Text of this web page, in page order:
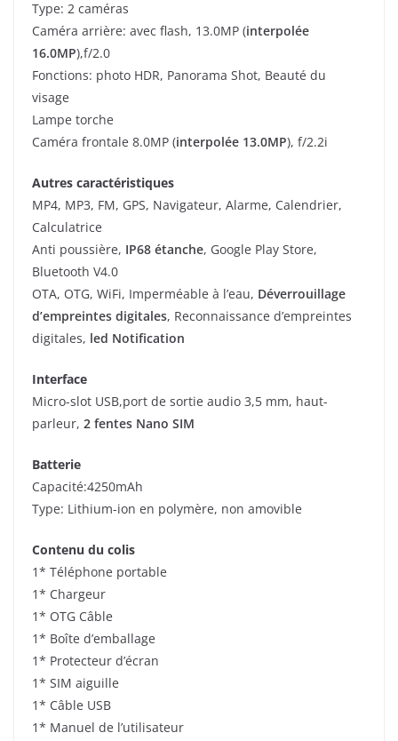
Type: 2 caméras
Caméra arrière: avec flash, 13.0MP (interpolée
16.0MP),f/2.0
Fonctions: photo HDR, Panorama Shot, Beauté du
visage
Lampe torche
Caméra frontale 8.0MP (interpolée 13.0MP), f/2.2i
Autres caractéristiques
MP4, MP3, FM, GPS, Navigateur, Alarme, Calendrier,
Calculatrice
Anti poussière, IP68 étanche, Google Play Store,
Bluetooth V4.0
OTA, OTG, WiFi, Imperméable à l’eau, Déverrouillage
d’empreintes digitales, Reconnaissance d’empreintes
digitales, led Notification
Interface
Micro-slot USB,port de sortie audio 3,5 mm, haut-
parleur, 2 fentes Nano SIM
Batterie
Capacité:4250mAh
Type: Lithium-ion en polymère, non amovible
Contenu du colis
1* Téléphone portable
1* Chargeur
1* OTG Câble
1* Boîte d’emballage
1* Protecteur d’écran
1* SIM aiguille
1* Câble USB
1* Manuel de l’utilisateur